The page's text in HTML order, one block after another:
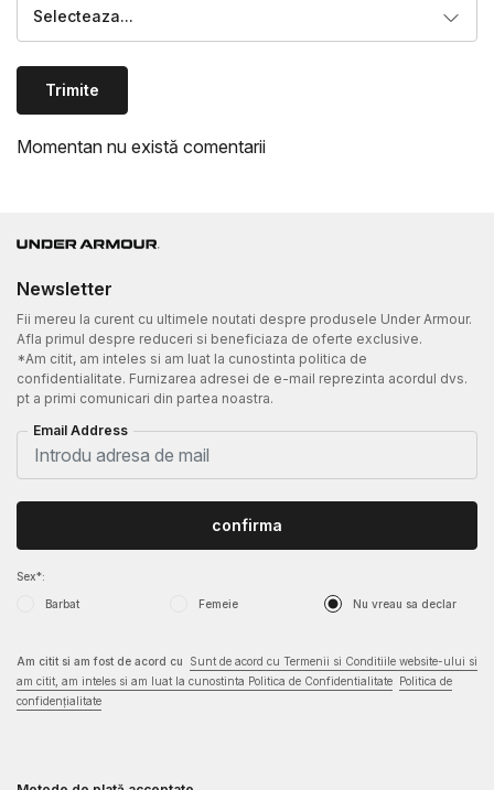
Selecteaza...
Trimite
Momentan nu există comentarii
Newsletter
Fii mereu la curent cu ultimele noutati despre produsele Under Armour.
Afla primul despre reduceri si beneficiaza de oferte exclusive.
*Am citit, am inteles si am luat la cunostinta politica de
confidentialitate. Furnizarea adresei de e-mail reprezinta acordul dvs.
pt a primi comunicari din partea noastra.
Email Address
Sex*:
Barbat Femeie Nu vreau sa declar
confirma
Am citit si am fost de acord cu
Sunt de acord cu Termenii si Conditiile website-ului si
am citit, am inteles si am luat la cunostinta Politica de Confidentialitate Politica de
confidențialitate